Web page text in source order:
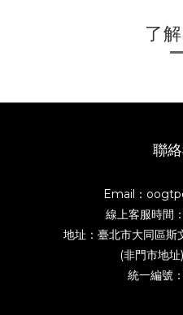
了
聯
Email：
線上客服時間
地址：臺北市大同區斯
(非門市地址
統一編號